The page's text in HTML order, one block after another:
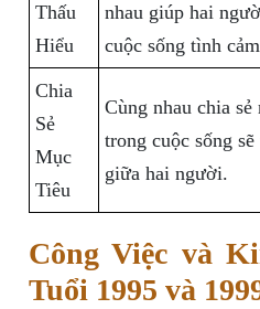
Thấu
Hiểu
nhau giúp hai
cuộc sống tình
Chia
Sẻ
Mục
Tiêu
Cùng nhau chia
trong cuộc sống
giữa hai người.
Công Việc và
Tuổi 1995 và